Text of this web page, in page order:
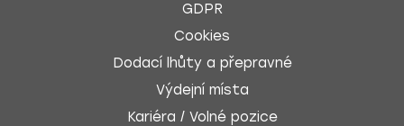
GDPR
Cookies
Dodací lhůty a přepravné
Výdejní místa
Kariéra / Volné pozice